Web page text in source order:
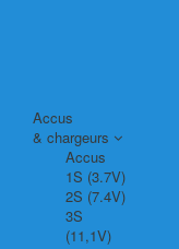
Accus
& chargeurs
Accus
1S (3.7V)
2S (7.4V)
3S
(11,1V)